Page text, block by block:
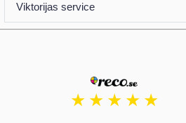
Viktorijas service
★★★★★